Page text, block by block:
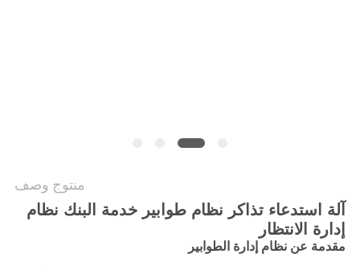
منتوج وصف
آلة استدعاء تذاكر نظام طوابير خدمة البنك نظام
إدارة الانتظار
مقدمة عن نظام إدارة الطوابير